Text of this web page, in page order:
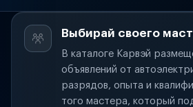
Выбирай своего
В каталоге Карвэй
объявлений от
разрядов, опыта и
того мастера, который